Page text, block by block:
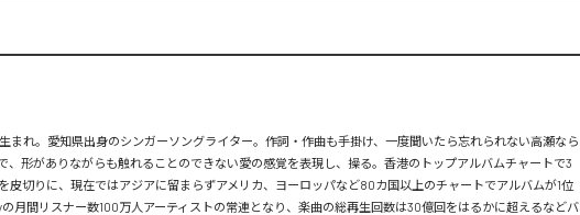
まれ。愛知県出身のシンガーソングライター。作詞・作曲も手掛け、一度聞いたら忘れられない高瀬なら
、形がありながらも触れることのできない愛の感覚を表現し、操る。香港のトップアルバムチャートで3
皮切りに、現在ではアジアに留まらずアメリカ、ヨーロッパなど80カ国以上のチャートでアルバムが1位
月間リスナー数100万人アーティストの常連となり、楽曲の総再生回数は30億回をはるかに超えるなどバ